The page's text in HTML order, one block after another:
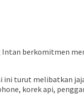
Intan berkomitmen
ini turut melibatkan
korek api,